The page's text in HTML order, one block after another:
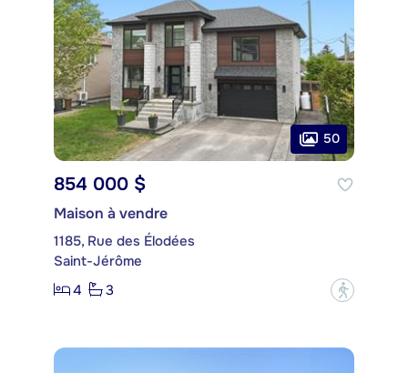
50
854 000 $
Maison à vendre
1185, Rue des Élodées
Saint-Jérôme
4
3 ?